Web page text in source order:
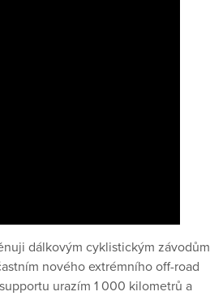
dálkovým cyklistickým závodům
nového extrémního off-road
urazím 1 000 kilometrů a